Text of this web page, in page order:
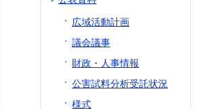
広域活動計画
議会議事
財政・人事情報
公害試料分析受託状況
様式